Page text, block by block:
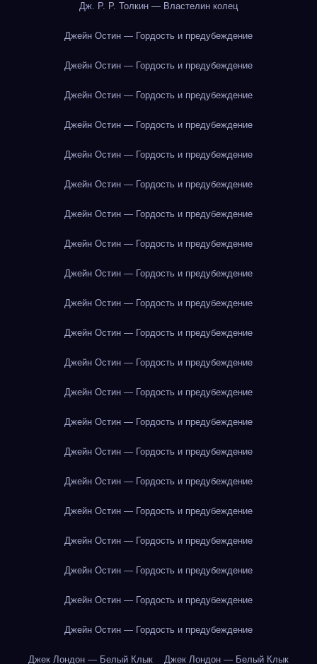
Дж. Р. Р. Толкин — Властелин колец
Джейн Остин — Гордость и предубеждение
Джейн Остин — Гордость и предубеждение
Джейн Остин — Гордость и предубеждение
Джейн Остин — Гордость и предубеждение
Джейн Остин — Гордость и предубеждение
Джейн Остин — Гордость и предубеждение
Джейн Остин — Гордость и предубеждение
Джейн Остин — Гордость и предубеждение
Джейн Остин — Гордость и предубеждение
Джейн Остин — Гордость и предубеждение
Джейн Остин — Гордость и предубеждение
Джейн Остин — Гордость и предубеждение
Джейн Остин — Гордость и предубеждение
Джейн Остин — Гордость и предубеждение
Джейн Остин — Гордость и предубеждение
Джейн Остин — Гордость и предубеждение
Джейн Остин — Гордость и предубеждение
Джейн Остин — Гордость и предубеждение
Джейн Остин — Гордость и предубеждение
Джейн Остин — Гордость и предубеждение
Джейн Остин — Гордость и предубеждение
Джек Лондон — Белый Клык Джек Лондон — Белый Клык